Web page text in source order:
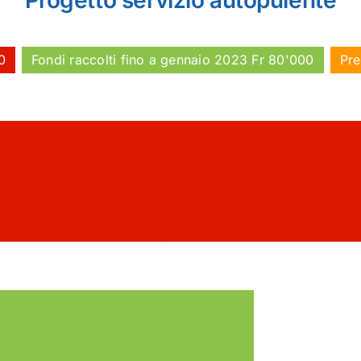
Fondi raccolti fino a gennaio 2023 Fr 80'000